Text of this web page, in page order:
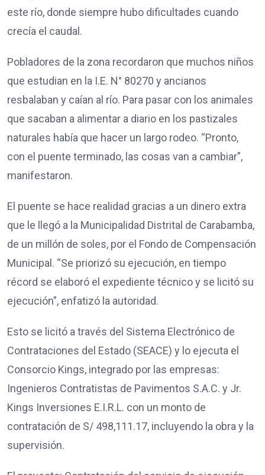
este río, donde siempre hubo dificultades cuando
crecía el caudal.
Pobladores de la zona recordaron que muchos niños
que estudian en la I.E. N° 80270 y ancianos
resbalaban y caían al río. Para pasar con los animales
que sacaban a alimentar a diario en los pastizales
naturales había que hacer un largo rodeo. “Pronto,
con el puente terminado, las cosas van a cambiar”,
manifestaron.
El puente se hace realidad gracias a un dinero extra
que le llegó a la Municipalidad Distrital de Carabamba,
de un millón de soles, por el Fondo de Compensación
Municipal. “Se priorizó su ejecución, en tiempo
récord se elaboró el expediente técnico y se licitó su
ejecución”, enfatizó la autoridad.
Esto se licitó a través del Sistema Electrónico de
Contrataciones del Estado (SEACE) y lo ejecuta el
Consorcio Kings, integrado por las empresas:
Ingenieros Contratistas de Pavimentos S.A.C. y Jr.
Kings Inversiones E.I.R.L. con un monto de
contratación de S/ 498,111.17, incluyendo la obra y la
supervisión.